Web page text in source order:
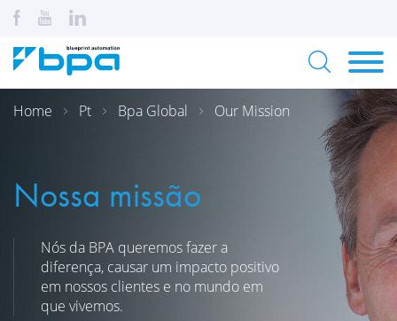
Home Pt Bpa Global Our Mission
Nossa missão
Nós da BPA queremos fazer a
diferença, causar um impacto positivo
em nossos clientes e no mundo em
que vivemos.